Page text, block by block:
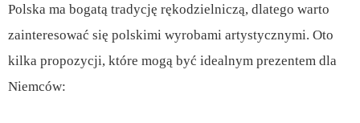
Polska ma bogatą tradycję rękodzielniczą, dlatego warto
zainteresować się polskimi wyrobami artystycznymi. Oto
kilka propozycji, które mogą być idealnym prezentem dla
Niemców: